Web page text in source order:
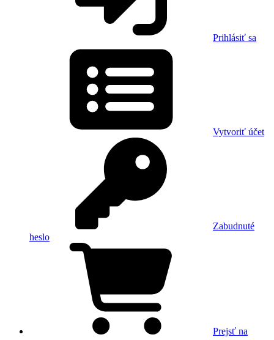
Prihlásiť sa
Vytvoriť účet
Zabudnuté
heslo
Prejsť na